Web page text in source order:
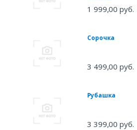
1 999,00 руб.
Сорочка
3 499,00 руб.
Рубашка
3 399,00 руб.